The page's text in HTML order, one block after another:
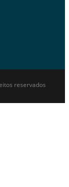
reservados